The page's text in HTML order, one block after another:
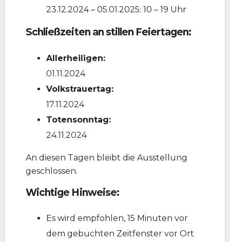
23.12.2024 – 05.01.2025: 10 – 19 Uhr
Schließzeiten an stillen Feiertagen:
Allerheiligen:
01.11.2024
Volkstrauertag:
17.11.2024
Totensonntag:
24.11.2024
An diesen Tagen bleibt die Ausstellung
geschlossen.
Wichtige Hinweise:
Es wird empfohlen, 15 Minuten vor
dem gebuchten Zeitfenster vor Ort